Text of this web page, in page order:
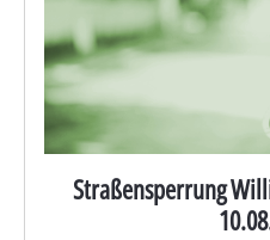
Straßensperrung